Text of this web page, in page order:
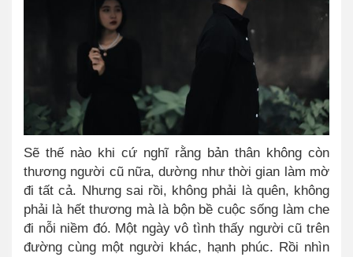
Sẽ thế nào khi cứ nghĩ rằng bản thân không còn
thương người cũ nữa, dường như thời gian làm mờ
đi tất cả. Nhưng sai rồi, không phải là quên, không
phải là hết thương mà là bộn bề cuộc sống làm che
đi nỗi niềm đó. Một ngày vô tình thấy người cũ trên
đường cùng một người khác, hạnh phúc. Rồi nhìn